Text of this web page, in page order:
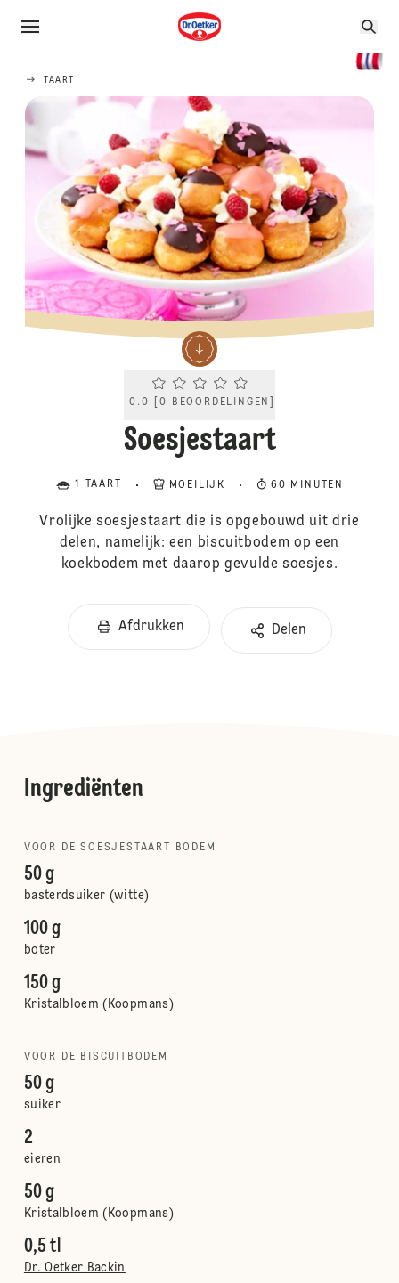
TAART
Current rating 0.0. Click to rate.
0.0 [0 BEOORDELINGEN
Soesjestaart
1 TAART MOEILIJK 60 MINUTEN
Vrolijke soesjestaart die is opgebouwd uit drie
delen, namelijk: een biscuitbodem op een
koekbodem met daarop gevulde soesjes.
Afdrukken Delen
Ingrediënten
VOOR DE SOESJESTAART BODEM
50 g
basterdsuiker (witte)
100 g
boter
150 g
Kristalbloem (Koopmans)
VOOR DE BISCUITBODEM
50 g
suiker
2
eieren
50 g
Kristalbloem (Koopmans)
0,5 tl
Dr. Oetker Backin